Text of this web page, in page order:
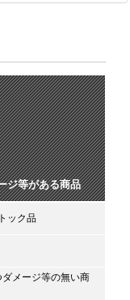
ジ等がある商品
ック品
メージ等の無い商